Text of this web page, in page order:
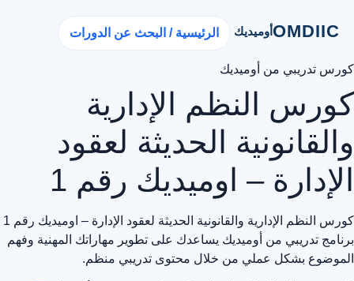
OMDIICأوميديك الرئيسية / البحث عن الدورات
كورس تدريبي من أوميديك
كورس النظم الإدارية
والقانونية الحديثة لعقود
الإدارة – اوميديك رقم 1
كورس النظم الإدارية والقانونية الحديثة لعقود الإدارة – اوميديك رقم 1
برنامج تدريبي من أوميديك يساعدك على تطوير مهاراتك المهنية وفهم
الموضوع بشكل عملي من خلال محتوى تدريبي منظم.